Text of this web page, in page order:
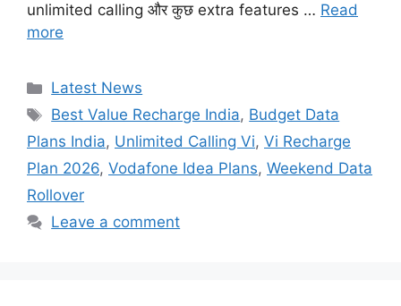
unlimited calling और कुछ extra features … Read
more
Categories
Latest News
Tags
Best Value Recharge India, Budget Data
Plans India, Unlimited Calling Vi, Vi Recharge
Plan 2026, Vodafone Idea Plans, Weekend Data
Rollover
Leave a comment